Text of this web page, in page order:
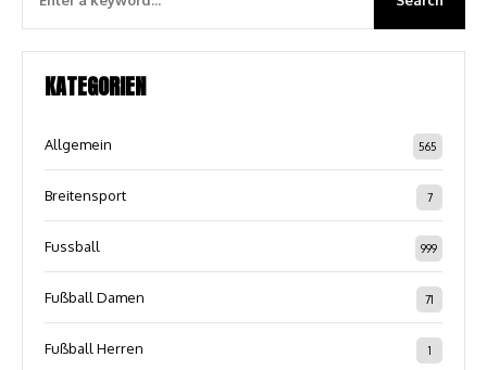
KATEGORIEN
Allgemein 565
Breitensport 7
Fussball 999
Fußball Damen 71
Fußball Herren 1